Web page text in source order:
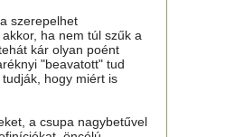
szerepelhet
ha nem túl szűk a
kár olyan poént
"beavatott" tud
hogy miért is
a csupa nagybetűvel